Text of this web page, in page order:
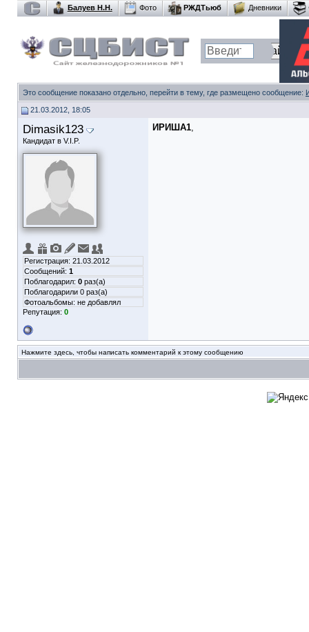
Балуев Н.Н. Фото РЖДТьюб Дневники
Это сообщение показано отдельно, перейти в тему, где размещено сообщение:
21.03.2012, 18:05
Dimasik123
Кандидат в V.I.P.
Регистрация: 21.03.2012
Сообщений: 1
Поблагодарил: 0 раз(а)
Поблагодарили 0 раз(а)
Фотоальбомы: не добавлял
Репутация: 0
ИРИША1,
Нажмите здесь, чтобы написать комментарий к этому сообщению